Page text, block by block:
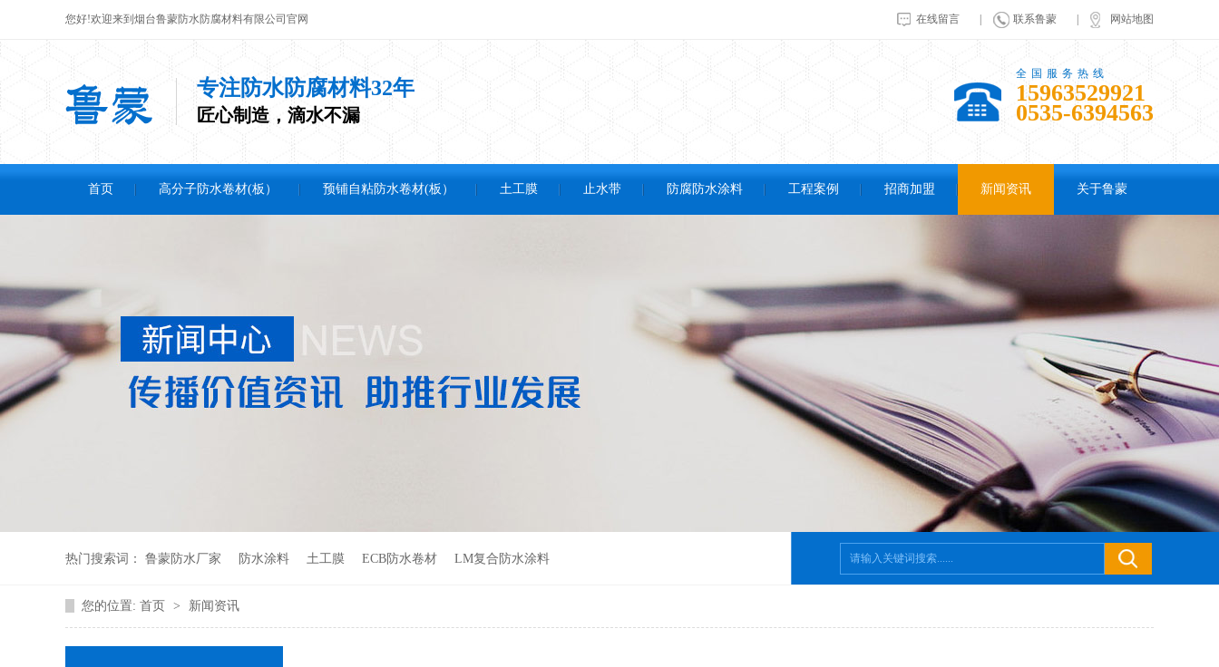
您好!欢迎来到烟台鲁蒙防水防腐材料有限公司官网 在线留言 联系鲁蒙 网站地图
专注防水防腐材料32年
匠心制造，滴水不漏
全国服务热线
15963529921
0535-6394563
首页 高分子防水卷材(板） 预铺自粘防水卷材(板） 土工膜 止水带 防腐防水涂料 工程案例 招商加盟 新闻资讯 关于鲁蒙
热门搜索词： 鲁蒙防水厂家 防水涂料 土工膜 ECB防水卷材 LM复合防水涂料
您的位置: 首页 > 新闻资讯